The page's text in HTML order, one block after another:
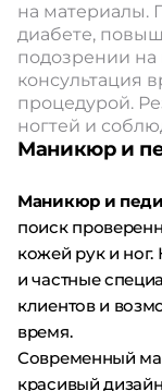
на материалы.
диабете,
подозрении
консультация
процедурой.
ногтей и
Маникюр и
Маникюр и
поиск
кожей рук и
и частные
клиентов и
время.
Современный
красивый